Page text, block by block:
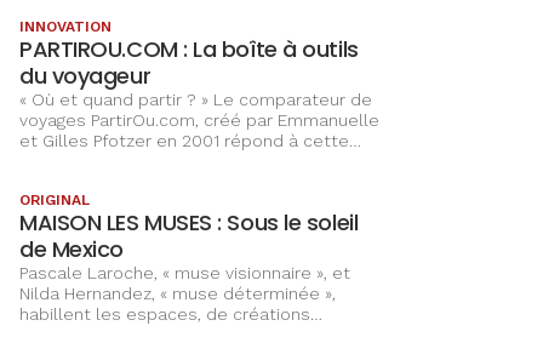
de manière éthique.
enregistrements vidéo ou audio.
INNOVATION
PARTIROU.COM : La boîte à outils
du voyageur
« Où et quand partir ? » Le comparateur de
voyages PartirOu.com, créé par Emmanuelle
et Gilles Pfotzer en 2001 répond à cette
recherche et des carnets de voyage
détaillés.
ORIGINAL
MAISON LES MUSES : Sous le soleil
de Mexico
Pascale Laroche, « muse visionnaire », et
Nilda Hernandez, « muse déterminée »,
habillent les espaces, de créations